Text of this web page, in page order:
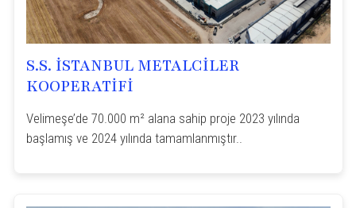
S.S. İSTANBUL METALCİLER
KOOPERATİFİ
Velimeşe’de 70.000 m² alana sahip proje 2023 yılında
başlamış ve 2024 yılında tamamlanmıştır..